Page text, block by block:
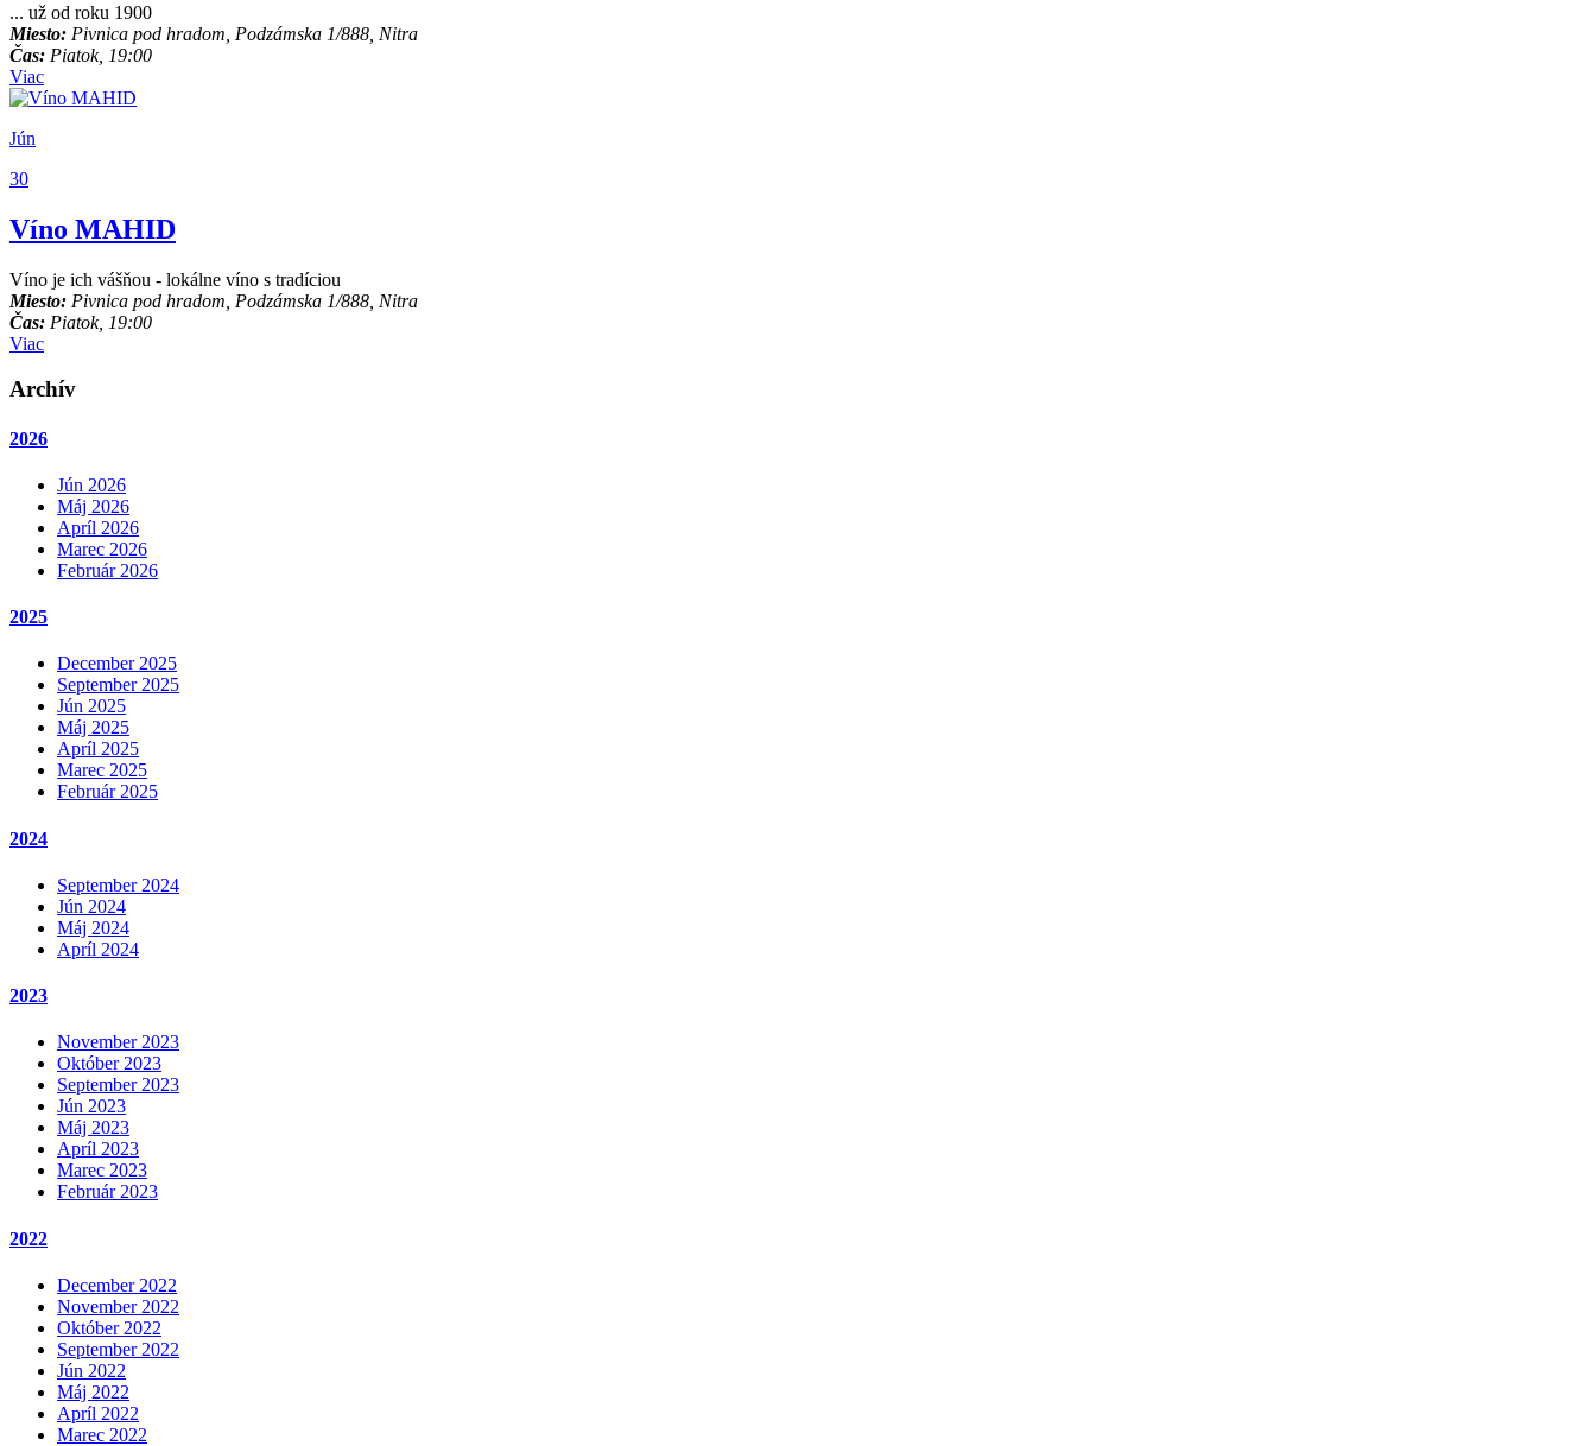
... už od roku 1900
Miesto: Pivnica pod hradom, Podzámska 1/888, Nitra
Čas: Piatok, 19:00
Viac
Jún
30
Víno MAHID
Víno je ich vášňou - lokálne víno s tradíciou
Miesto: Pivnica pod hradom, Podzámska 1/888, Nitra
Čas: Piatok, 19:00
Viac
Archív
2026
Jún 2026
Máj 2026
Apríl 2026
Marec 2026
Február 2026
2025
December 2025
September 2025
Jún 2025
Máj 2025
Apríl 2025
Marec 2025
Február 2025
2024
September 2024
Jún 2024
Máj 2024
Apríl 2024
2023
November 2023
Október 2023
September 2023
Jún 2023
Máj 2023
Apríl 2023
Marec 2023
Február 2023
2022
December 2022
November 2022
Október 2022
September 2022
Jún 2022
Máj 2022
Apríl 2022
Marec 2022